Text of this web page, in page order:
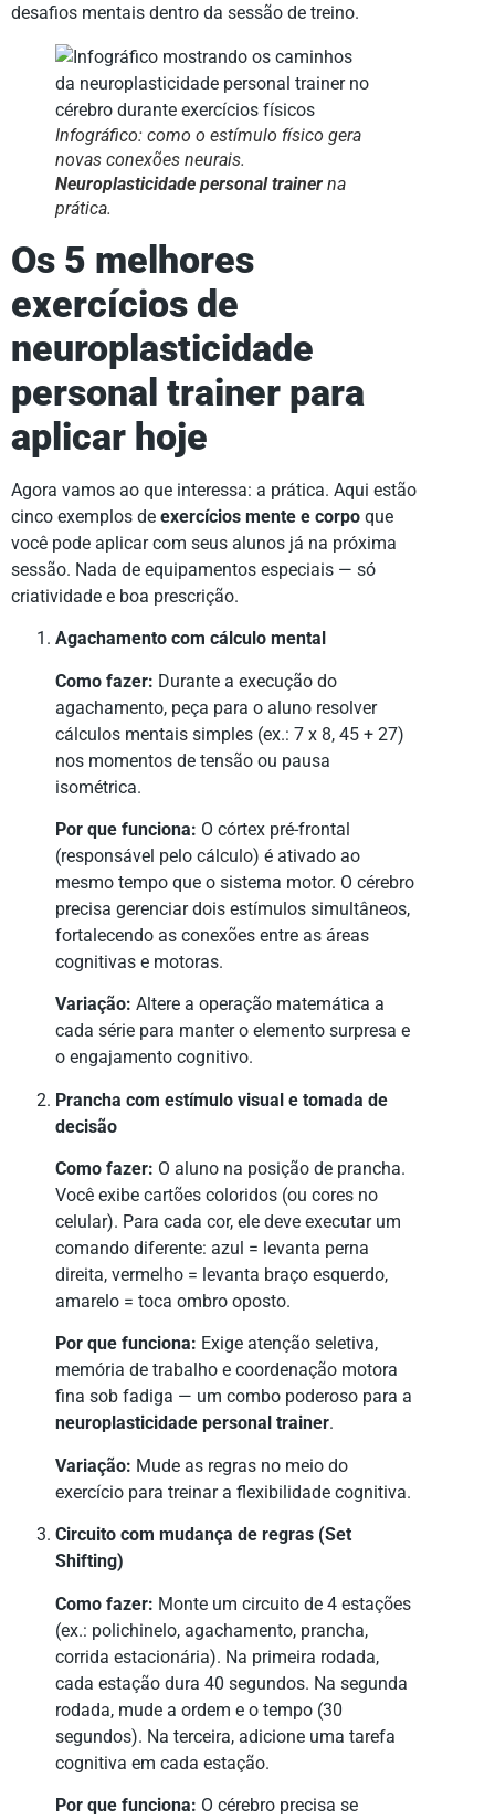
desafios mentais dentro da sessão de treino.
Infográfico: como o estímulo físico gera
novas conexões neurais.
Neuroplasticidade personal trainer na
prática.
Os 5 melhores
exercícios de
neuroplasticidade
personal trainer para
aplicar hoje
Agora vamos ao que interessa: a prática. Aqui estão
cinco exemplos de exercícios mente e corpo que
você pode aplicar com seus alunos já na próxima
sessão. Nada de equipamentos especiais — só
criatividade e boa prescrição.
Agachamento com cálculo mental
Como fazer: Durante a execução do
agachamento, peça para o aluno resolver
cálculos mentais simples (ex.: 7 x 8, 45 + 27)
nos momentos de tensão ou pausa
isométrica.
Por que funciona: O córtex pré-frontal
(responsável pelo cálculo) é ativado ao
mesmo tempo que o sistema motor. O cérebro
precisa gerenciar dois estímulos simultâneos,
fortalecendo as conexões entre as áreas
cognitivas e motoras.
Variação: Altere a operação matemática a
cada série para manter o elemento surpresa e
o engajamento cognitivo.
Prancha com estímulo visual e tomada de
decisão
Como fazer: O aluno na posição de prancha.
Você exibe cartões coloridos (ou cores no
celular). Para cada cor, ele deve executar um
comando diferente: azul = levanta perna
direita, vermelho = levanta braço esquerdo,
amarelo = toca ombro oposto.
Por que funciona: Exige atenção seletiva,
memória de trabalho e coordenação motora
fina sob fadiga — um combo poderoso para a
neuroplasticidade personal trainer.
Variação: Mude as regras no meio do
exercício para treinar a flexibilidade cognitiva.
Circuito com mudança de regras (Set
Shifting)
Como fazer: Monte um circuito de 4 estações
(ex.: polichinelo, agachamento, prancha,
corrida estacionária). Na primeira rodada,
cada estação dura 40 segundos. Na segunda
rodada, mude a ordem e o tempo (30
segundos). Na terceira, adicione uma tarefa
cognitiva em cada estação.
Por que funciona: O cérebro precisa se